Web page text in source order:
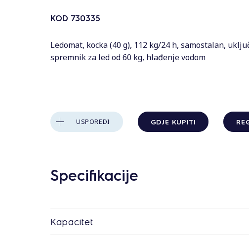
KOD 730335
Ledomat, kocka (40 g), 112 kg/24 h, samostalan,
spremnik za led od 60 kg, hlađenje vodom
USPOREDI GDJE KUPITI
Specifikacije
Kapacitet